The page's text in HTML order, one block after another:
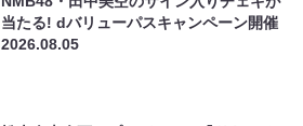
当たる! dバリューパスキャンペーン開催
2026.08.05